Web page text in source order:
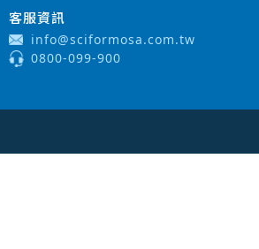
客服資訊
info@sciformosa.com.tw
0800-099-900